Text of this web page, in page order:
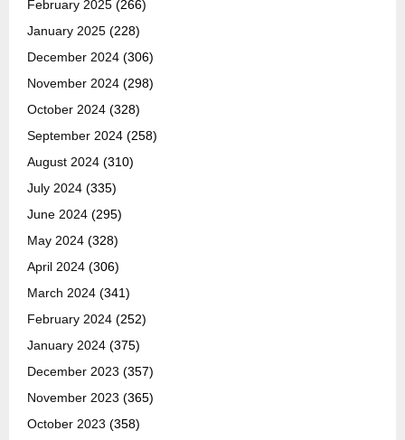
February 2025 (266)
January 2025 (228)
December 2024 (306)
November 2024 (298)
October 2024 (328)
September 2024 (258)
August 2024 (310)
July 2024 (335)
June 2024 (295)
May 2024 (328)
April 2024 (306)
March 2024 (341)
February 2024 (252)
January 2024 (375)
December 2023 (357)
November 2023 (365)
October 2023 (358)